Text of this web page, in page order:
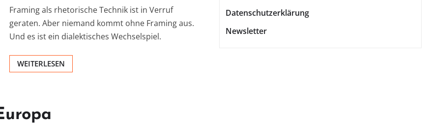
Framing als rhetorische Technik ist in Verruf
geraten. Aber niemand kommt ohne Framing aus.
Und es ist ein dialektisches Wechselspiel.
WEITERLESEN
Datenschutzerklärung
Newsletter